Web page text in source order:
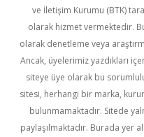
ve İletişim Kurumu (BTK)
olarak hizmet vermektedir.
olarak denetleme veya
Ancak, üyelerimiz yazdıkları
siteye üye olarak bu
sitesi, herhangi bir marka,
bulunmamaktadır. Sitede
paylaşılmaktadır. Burada yer